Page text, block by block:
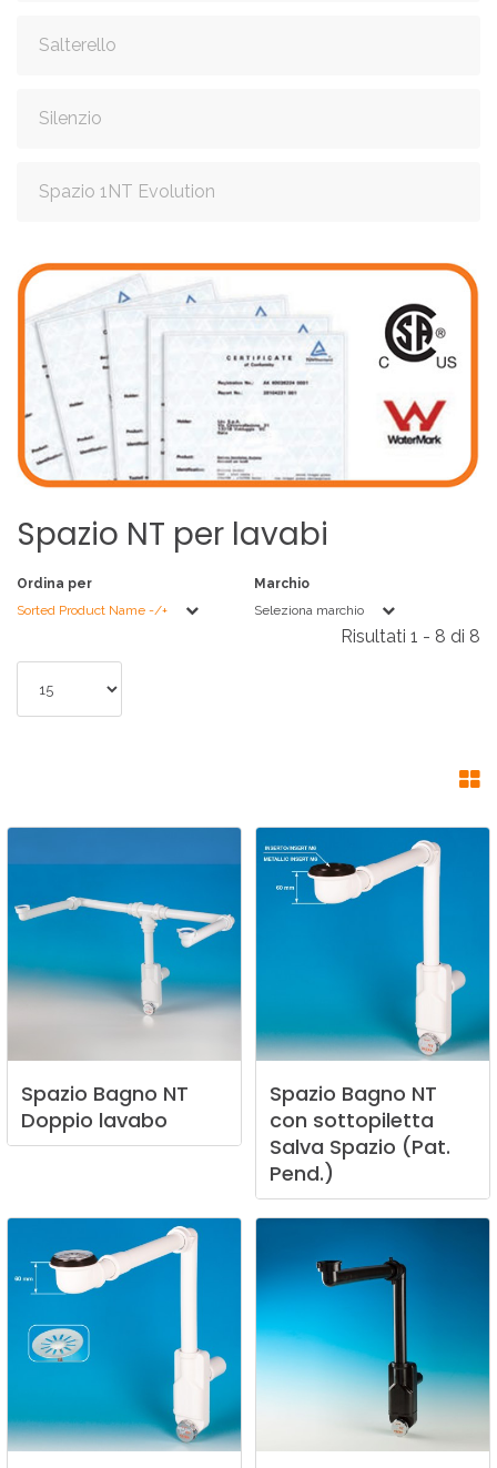
Salterello
Silenzio
Spazio 1NT Evolution
Spazio NT per lavabi
Ordina per
Sorted Product Name -/+
Marchio
Seleziona marchio
Risultati 1 - 8 di 8
Spazio Bagno NT
Doppio lavabo
Spazio Bagno NT
con sottopiletta
Salva Spazio (Pat.
Pend.)